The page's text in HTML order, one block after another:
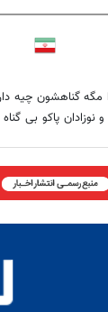
مگه گناهشون چیه
پاکو بی گناه